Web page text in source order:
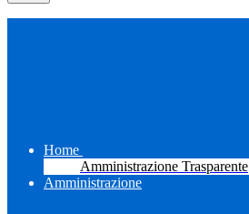
Home
Amministrazione Trasparente
Amministrazione